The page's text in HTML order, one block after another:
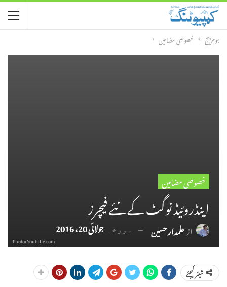
ہوم پیج خصوصی مضامین
خصوصی مضامین
اینڈروئیڈ نوگٹ کے نئے فیچرز
ازعلمدار حسین مورخہ جولائی 20، 2016
Photo: Youtube.com
شیئر کیجئے